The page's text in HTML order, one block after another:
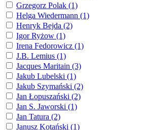
Grzegorz Polak (1)
Helga Wiedermann (1)
Henryk Bejda (2)
Igor Ryżow (1)
Irena Fedorowicz (1)
J.B. Lemius (1)
Jacques Maritain (3)
Jakub Lubelski (1)
Jakub Szymański (2)
Jan Łopuszański (2)
Jan S. Jaworski (1)
Jan Tatura (2)
Janusz Kotański (1)